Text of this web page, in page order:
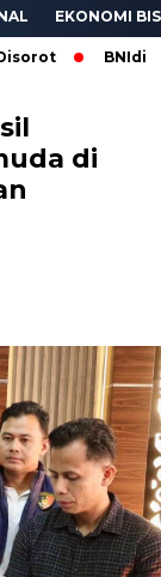
EKONOMI
BNIdirect
di